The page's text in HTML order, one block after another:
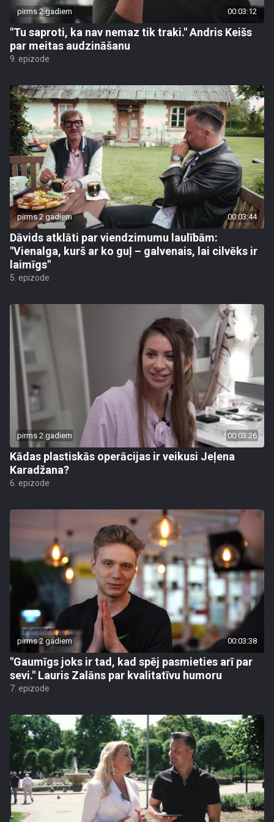
pirms 2 gadiem 00:03:12
"Tu saproti, ka nav nemaz tik traki." Andris Keišs
par meitas audzināšanu
9. epizode
pirms 2 gadiem 00:03:44
Dāvids atklāti par viendzimumu laulībām:
"Vienalga, kurš ar ko guļ – galvenais, lai cilvēks ir
laimīgs"
5. epizode
pirms 2 gadiem 00:03:26
Kādas plastiskās operācijas ir veikusi Jeļena
Karadžana?
6. epizode
pirms 2 gadiem 00:03:38
"Gaumīgs joks ir tad, kad spēj pasmieties arī par
sevi." Lauris Zalāns par kvalitatīvu humoru
7. epizode